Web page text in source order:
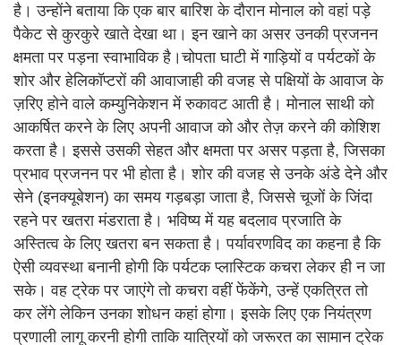
है। उन्होंने बताया कि एक बार बारिश के दौरान मोनाल को वहां पड़े
पैकेट से कुरकुरे खाते देखा था। इन खाने का असर उनकी प्रजनन
क्षमता पर पड़ना स्वाभाविक है।चोपता घाटी में गाड़ियों व पर्यटकों के
शोर और हेलिकॉप्टरों की आवाजाही की वजह से पक्षियों के आवाज के
ज़रिए होने वाले कम्युनिकेशन में रुकावट आती है। मोनाल साथी को
आकर्षित करने के लिए अपनी आवाज को और तेज़ करने की कोशिश
करता है। इससे उसकी सेहत और क्षमता पर असर पड़ता है, जिसका
प्रभाव प्रजनन पर भी होता है। शोर की वजह से उनके अंडे देने और
सेने (इनक्यूबेशन) का समय गड़बड़ा जाता है, जिससे चूजों के जिंदा
रहने पर खतरा मंडराता है। भविष्य में यह बदलाव प्रजाति के
अस्तित्व के लिए खतरा बन सकता है। पर्यावरणविद का कहना है कि
ऐसी व्यवस्था बनानी होगी कि पर्यटक प्लास्टिक कचरा लेकर ही न जा
सके। वह ट्रेक पर जाएंगे तो कचरा वहीं फेंकेंगे, उन्हें एकत्रित तो
कर लेंगे लेकिन उनका शोधन कहां होगा। इसके लिए एक नियंत्रण
प्रणाली लागू करनी होगी ताकि यात्रियों को जरूरत का सामान ट्रेक